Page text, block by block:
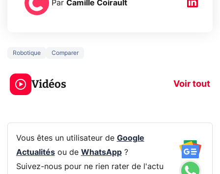
Par Camille Coirault
Robotique Comparer
Vidéos Voir tout
3 écrans en 1 pour
319€ ? Voici L'AOC
CQ32G4ZA !
prochaine
Vous êtes un utilisateur de Google
Actualitésou de WhatsApp?
Suivez-nous pour ne rien rater de l'actu